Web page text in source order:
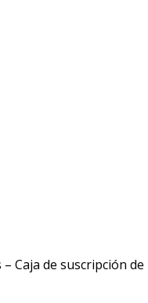
Caja de suscripción